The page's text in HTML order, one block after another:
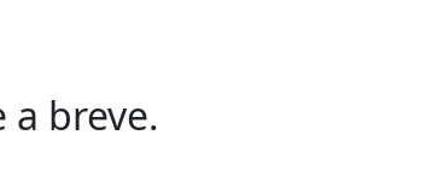
breve.